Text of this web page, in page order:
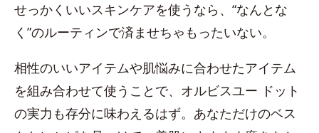
せっかくいいスキンケアを使うなら、“なんとな
く”のルーティンで済ませちゃもったいない。
相性のいいアイテムや肌悩みに合わせたアイテム
を組み合わせて使うことで、オルビスユー ドット
の実力も存分に味わえるはず。あなただけのベス